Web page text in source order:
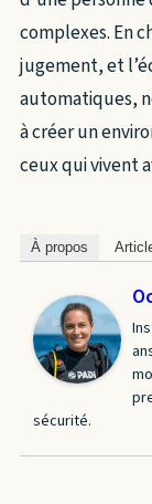
complexes. En
jugement, et
automatiques,
à créer un
ceux qui vivent
À propos
sécurité.